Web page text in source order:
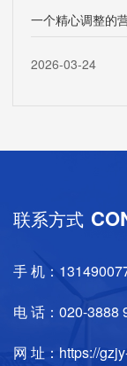
2026-03-24
联系方式
手 机：
电 话：020-3888
网 址：https://